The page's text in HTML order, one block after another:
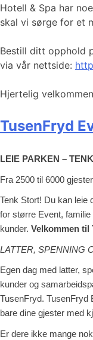
Hotell & Spa har
skal vi sørge for et
Bestill ditt opphold
via vår nettside:
Hjertelig
TusenFryd
LEIE PARKEN –
Fra 2500 til 6000
Tenk Stort! Du kan leie
for større Event,
kunder. Velkommen til
LATTER, SPENNING
Egen dag med latter,
kunder og
TusenFryd. TusenFryd
bare dine gjester med
Er dere ikke mange